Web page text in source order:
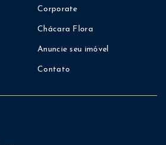
Corporate
Chácara Flora
Anuncie seu imóvel
Contato